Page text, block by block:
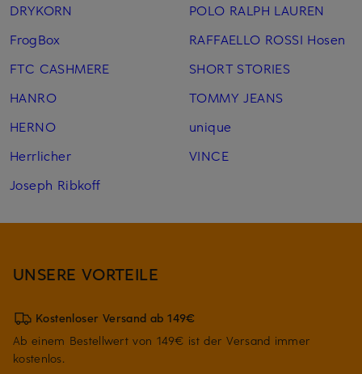
DRYKORN
FrogBox
FTC CASHMERE
HANRO
HERNO
Herrlicher
Joseph Ribkoff
POLO RALPH LAUREN
RAFFAELLO ROSSI Hosen
SHORT STORIES
TOMMY JEANS
unique
VINCE
UNSERE VORTEILE
Kostenloser Versand ab 149€
Ab einem Bestellwert von 149€ ist der Versand immer
kostenlos.